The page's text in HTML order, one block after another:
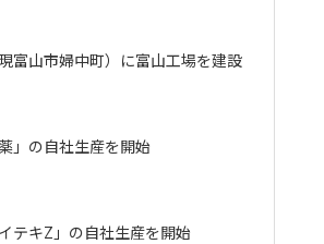
富山市婦中町）に富山工場を建設
」の自社生産を開始
テキZ」の自社生産を開始